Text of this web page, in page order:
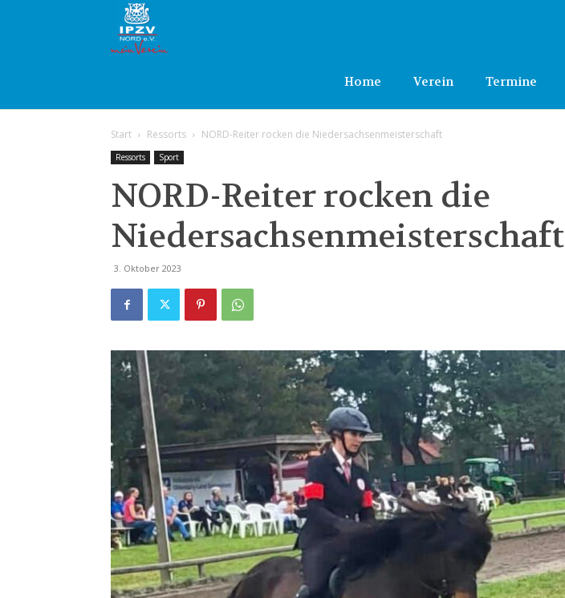
e.V.
Home Verein Termine
Start Ressorts NORD-Reiter rocken die Niedersachsenmeisterschaft
Ressorts Sport
NORD-Reiter rocken die
Niedersachsenmeisterschaft
3. Oktober 2023